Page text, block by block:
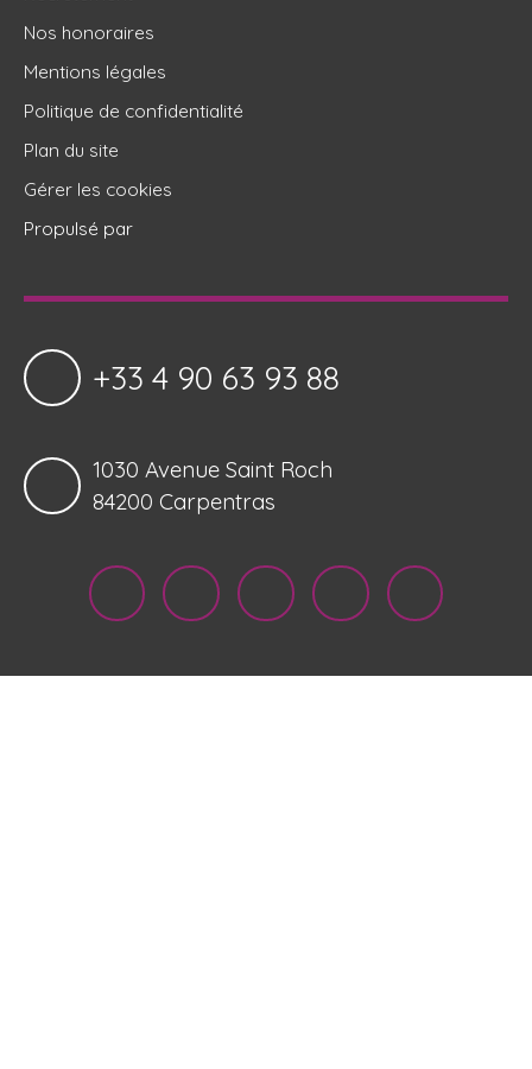
Nos honoraires
Mentions légales
Politique de confidentialité
Plan du site
Gérer les cookies
Propulsé par
+33 4 90 63 93 88
1030 Avenue Saint Roch
84200 Carpentras